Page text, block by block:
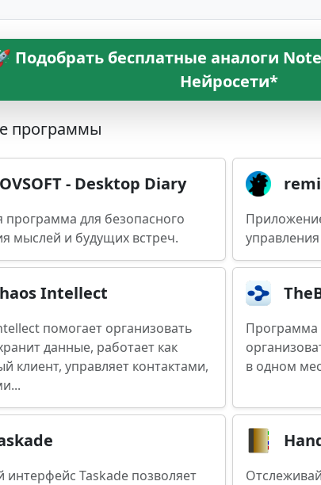
Подобрать бесплатные аналоги
Нейросети*
программы
- Desktop Diary
программа для безопасного
мыслей и будущих встреч.
Intellect
помогает организовать
данные, работает как
клиент, управляет контактами,
Программа
в одном
интерфейс Taskade позволяет